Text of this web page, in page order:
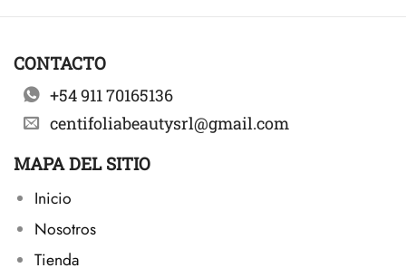
CONTACTO
+54 911 70165136
centifoliabeautysrl@gmail.com
MAPA DEL SITIO
Inicio
Nosotros
Tienda